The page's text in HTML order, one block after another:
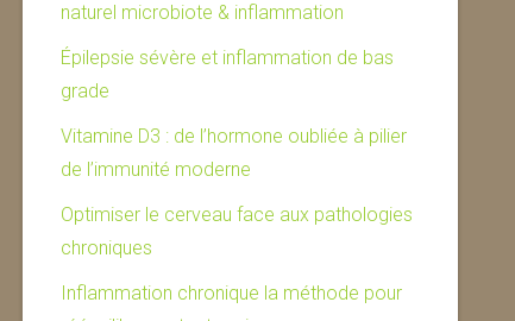
naturel microbiote & inflammation
Épilepsie sévère et inflammation de bas
grade
Vitamine D3 : de l’hormone oubliée à pilier
de l’immunité moderne
Optimiser le cerveau face aux pathologies
chroniques
Inflammation chronique la méthode pour